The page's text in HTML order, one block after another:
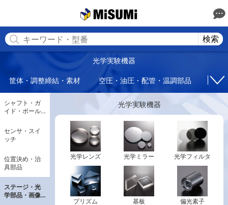
検索
光学実験機器
筐体・調整締結・素材 空圧・油圧・配管・温調部品 回転
シャフト・ガ
イド・ボール
品
センサ・スイ
ッチ
位置決め・治
具部品
ステージ・光
学部品・画像
光学実験機器
光学レンズ 光学ミラー 光学フィルタ
プリズム 基板 偏光素子